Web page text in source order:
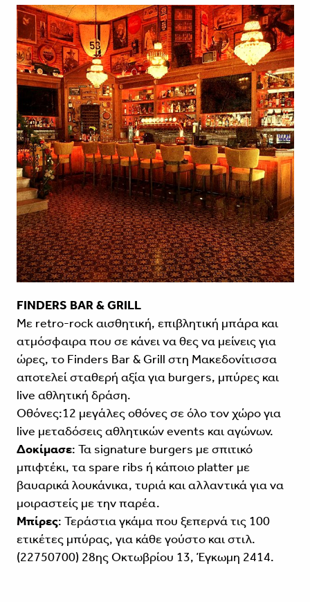
FINDERS BAR & GRILL
Με retro-rock αισθητική, επιβλητική μπάρα και
ατμόσφαιρα που σε κάνει να θες να μείνεις για
ώρες, το Finders Bar & Grill στη Μακεδονίτισσα
αποτελεί σταθερή αξία για burgers, μπύρες και
live αθλητική δράση.
Oθόνες:12 μεγάλες οθόνες σε όλο τον χώρο για
live μεταδόσεις αθλητικών events και αγώνων.
Δοκίμασε: Τα signature burgers με σπιτικό
μπιφτέκι, τα spare ribs ή κάποιο platter με
βαυαρικά λουκάνικα, τυριά και αλλαντικά για να
μοιραστείς με την παρέα.
Μπίρες: Τεράστια γκάμα που ξεπερνά τις 100
ετικέτες μπύρας, για κάθε γούστο και στιλ.
(22750700) 28ης Οκτωβρίου 13, Έγκωμη 2414.